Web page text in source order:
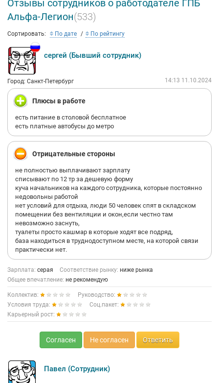
основе стандарта ISO 9001:2015. Профессиональная
ответственность ГПБ «Альфа-Легион» застрахована в
компании «Ингосстрах». При этом мы не забываем, что
являемся участниками рынка. В условиях возрастающей
профессиональной конкуренции наша бизнес-стратегия – это
клиентоориентированность на основе системного подхода.
Выполняемые нами профессиональные услуги заказывают
как крупные промышленные предприятия, так и небольшие
организации, вынужденные обеспечивать охрану объектов
самого разного назначения и уровня секретности.
предприятиям обеспечить собственную безопасность,
поэтому предлагаем полный комплекс охранных услуг на
выгодных условиях.
Обратившись к нам, Вы сможете получить
проблем в сфере безопасности. Мы будем рады оправдать
Ваше доверие и принести Вам пользу.
Отзывы сотрудников о работодателе ГПБ
Альфа-Легион(533)
Сортировать: По дате По рейтингу
сергей (Бывший сотрудник)
Город: Санкт-Петербург 14:13 11.10.2024
Плюсы в работе
есть питание в столовой бесплатное
есть платные автобусы до метро
Отрицательные стороны
не полностью выплачивают зарплату
списывают по 12 тр за дешевую форму
куча начальников на каждого сотрудника, которые постоянно
недовольны работой
нет условий для отдыха, люди 50 человек спят в складском
помещении без вентиляции и окон,если честно там
невозможно заснуть,
туалеты просто кашмар в которые ходят все подряд,
база находиться в труднодоступном месте, на которой связи
практически нет.
Зарплата: серая Соответствие рынку: ниже рынка
Общее впечатление: не рекомендую
Коллектив:
Руководство:
Условия труда:
Соц.пакет:
Карьерный рост:
Согласен Не согласен Ответить
Павел (Сотрудник)